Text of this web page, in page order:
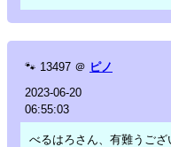
🐾 13497 ＠ ピノ
2023-06-20
06:55:03
べるはろさん、有難うござ